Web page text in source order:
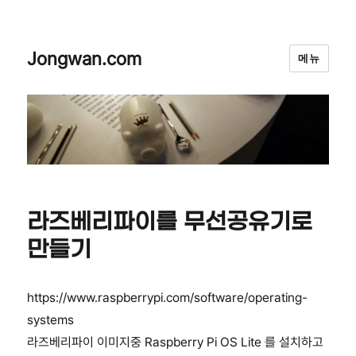
Jongwan.com 메뉴
라즈베리파이를 무선공유기로
만들기
https://www.raspberrypi.com/software/operating-
systems
라즈베리파이 이미지중 Raspberry Pi OS Lite 를 설치하고